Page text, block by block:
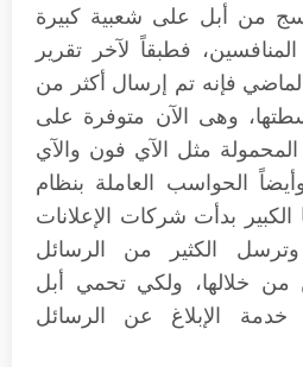
من أبل على شعبية كبيرة
فطبقاً لآخر تقرير
فإنه تم إرسال أكثر من
وهى الآن متوفرة على
مثل الآي فون والآي
الحواسب العاملة بنظام
بدأت شركات الإعلانات
الكثير من الرسائل
من خلالها، ولكي تحمي أبل
الإبلاغ عن الرسائل